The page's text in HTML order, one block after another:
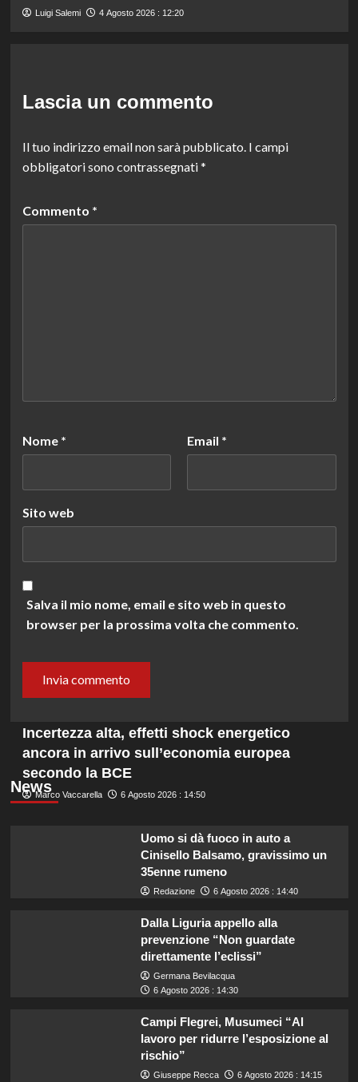
Luigi Salemi 4 Agosto 2026 : 12:20
Lascia un commento
Il tuo indirizzo email non sarà pubblicato. I campi
obbligatori sono contrassegnati*
Commento *
Nome * Email *
Sito web
Salva il mio nome, email e sito web in questo
browser per la prossima volta che commento.
News
Incertezza alta, effetti shock energetico
ancora in arrivo sull’economia europea
secondo la BCE
Marco Vaccarella 6 Agosto 2026 : 14:50
Uomo si dà fuoco in auto a
Cinisello Balsamo, gravissimo un
35enne rumeno
Redazione 6 Agosto 2026 : 14:40
Dalla Liguria appello alla
prevenzione “Non guardate
direttamente l’eclissi”
Germana Bevilacqua
6 Agosto 2026 : 14:30
Campi Flegrei, Musumeci “Al
lavoro per ridurre l’esposizione al
rischio”
Giuseppe Recca 6 Agosto 2026 : 14:15